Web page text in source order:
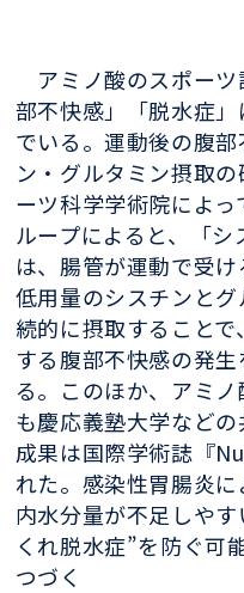
アミノ酸のスポーツ
部不快感」「脱水症
でいる。運動後の腹
ン・グルタミン摂取
ーツ科学学術院によ
ループによると、「
は、腸管が運動で受け
低用量のシスチンと
続的に摂取すること
する腹部不快感の発
る。このほか、アミ
も慶応義塾大学など
成果は国際学術誌『
れた。感染性胃腸炎
内水分量が不足しや
くれ脱水症”を防ぐ可
つづく